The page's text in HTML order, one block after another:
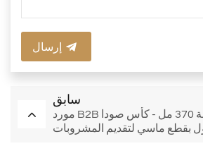
إرسال
سابق
مورد B2B لكأس ويسكي سعة 370 مل - كأس صودا
بقطع ماسي لتقديم المشروبات